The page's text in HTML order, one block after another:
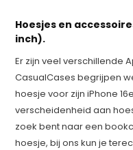
Hoesjes en
inch).
Er zijn veel verschillende
CasualCases begrijpen
hoesje voor zijn iPhone
verscheidenheid aan
zoek bent naar een
hoesje, bij ons kun je